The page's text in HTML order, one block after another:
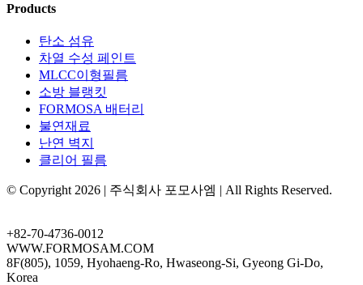
Products
탄소 섬유
차열 수성 페인트
MLCC이형필름
소방 블랭킷
FORMOSA 배터리
불연재료
난연 벽지
클리어 필름
© Copyright 2026 | 주식회사 포모사엠 | All Rights Reserved.
Bar
Area
+82-70-4736-0012
WWW.FORMOSAM.COM
8F(805), 1059, Hyohaeng-Ro, Hwaseong-Si, Gyeong Gi-Do,
Korea